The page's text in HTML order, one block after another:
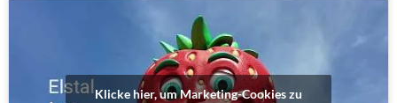
Klicke hier, um Marketing-Cookies zu